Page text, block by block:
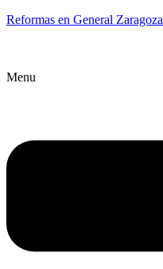
Reformas en General Zaragoza
Menu